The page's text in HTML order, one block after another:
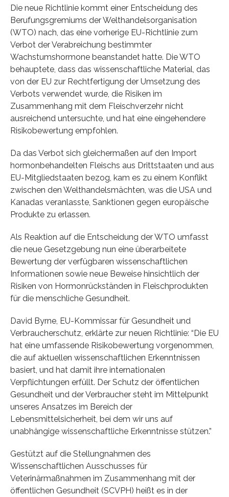
Die neue Richtlinie kommt einer Entscheidung des
Berufungsgremiums der Welthandelsorganisation
(WTO) nach, das eine vorherige EU-Richtlinie zum
Verbot der Verabreichung bestimmter
Wachstumshormone beanstandet hatte. Die WTO
behauptete, dass das wissenschaftliche Material, das
von der EU zur Rechtfertigung der Umsetzung des
Verbots verwendet wurde, die Risiken im
Zusammenhang mit dem Fleischverzehr nicht
ausreichend untersuchte, und hat eine eingehendere
Risikobewertung empfohlen.
Da das Verbot sich gleichermaßen auf den Import
hormonbehandelten Fleischs aus Drittstaaten und aus
EU-Mitgliedstaaten bezog, kam es zu einem Konflikt
zwischen den Welthandelsmächten, was die USA und
Kanadas veranlasste, Sanktionen gegen europäische
Produkte zu erlassen.
Als Reaktion auf die Entscheidung der WTO umfasst
die neue Gesetzgebung nun eine überarbeitete
Bewertung der verfügbaren wissenschaftlichen
Informationen sowie neue Beweise hinsichtlich der
Risiken von Hormonrückständen in Fleischprodukten
für die menschliche Gesundheit.
David Byrne, EU-Kommissar für Gesundheit und
Verbraucherschutz, erklärte zur neuen Richtlinie: “Die EU
hat eine umfassende Risikobewertung vorgenommen,
die auf aktuellen wissenschaftlichen Erkenntnissen
basiert, und hat damit ihre internationalen
Verpflichtungen erfüllt. Der Schutz der öffentlichen
Gesundheit und der Verbraucher steht im Mittelpunkt
unseres Ansatzes im Bereich der
Lebensmittelsicherheit, bei dem wir uns auf
unabhängige wissenschaftliche Erkenntnisse stützen.”
Gestützt auf die Stellungnahmen des
Wissenschaftlichen Ausschusses für
Veterinärmaßnahmen im Zusammenhang mit der
öffentlichen Gesundheit (SCVPH) heißt es in der